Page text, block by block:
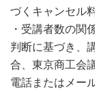
づくキャンセル
・受講者数の関
判断に基づき、
合、東京商工会
電話またはメー